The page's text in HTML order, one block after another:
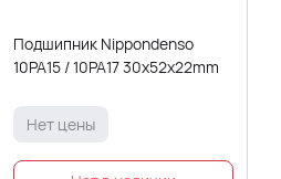
Подшипник Nippondenso
10PA15 / 10PA17 30х52х22mm
Нет цены